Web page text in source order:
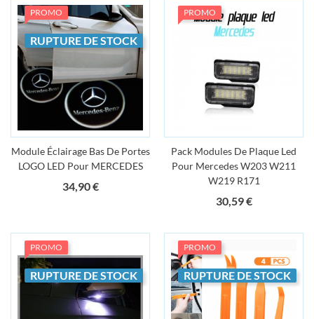
PROMO
RUPTURE DE STOCK
Module Éclairage Bas De Portes
LOGO LED Pour MERCEDES
34,90 €Prix
PROMO
Pack Modules De Plaque Led
Pour Mercedes W203 W211
W219 R171
30,59 €Prix
PROMO
RUPTURE DE STOCK
PROMO
RUPTURE DE STOCK